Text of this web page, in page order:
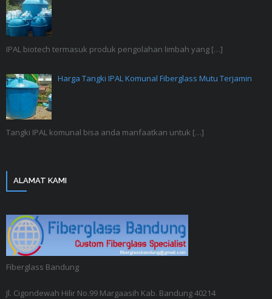
IPAL biotech termasuk produk pengolahan limbah yang […]
Harga Tangki IPAL Komunal Fiberglass Mutu Terjamin
Tangki IPAL komunal bisa anda manfaatkan untuk […]
ALAMAT KAMI
Fiberglass Bandung
Jl. Cigondewah Hilir No.99 Margaasih Kab. Bandung 40214